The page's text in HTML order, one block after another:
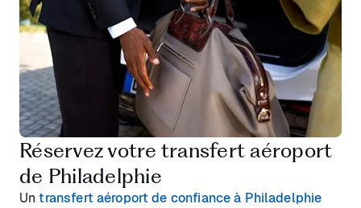
Réservez votre transfert aéroport
de Philadelphie
Untransfert aéroport de confiance à Philadelphie